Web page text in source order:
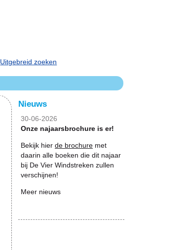
Nieuws
30-06-2026
Onze najaarsbrochure is er!
Bekijk hier de brochure met
daarin alle boeken die dit najaar
bij De Vier Windstreken zullen
verschijnen!
Meer nieuws
Uitgebreid zoeken